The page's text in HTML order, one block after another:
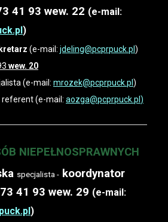
41 93 wew. 22 (e-mail:
)
(e-mail: jdeling@pcprpuck.pl)
wew. 20
(e-mail: mrozek@pcprpuck.pl)
referent(e-mail: aozga@pcprpuck.pl)
NIEPEŁNOSPRAWNYCH
specjalista - koordynator
41 93 wew. 29 (e-mail:
)